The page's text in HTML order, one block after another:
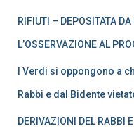
RIFIUTI – DEPOSITATA DA
L’OSSERVAZIONE AL
I Verdi si oppongono a
Rabbi e dal Bidente
DERIVAZIONI DEL RABBI